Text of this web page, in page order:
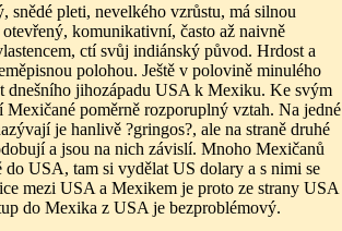
snědé pleti, nevelkého vzrůstu, má silnou
komunikativní, často až naivně
ctí svůj indiánský původ. Hrdost a
polohou. Ještě v polovině minulého
dnešního jihozápadu USA k Mexiku. Ke svým
Mexičané poměrně rozporuplný vztah. Na jedné
je hanlivě ?gringos?, ale na straně druhé
a jsou na nich závislí. Mnoho Mexičanů
do USA, tam si vydělat US dolary a s nimi se
mezi USA a Mexikem je proto ze strany USA
do Mexika z USA je bezproblémový.